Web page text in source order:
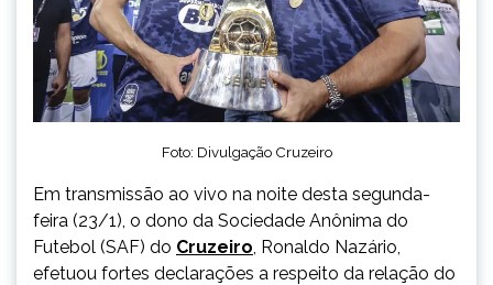
Foto: Divulgação Cruzeiro
Em transmissão ao vivo na noite desta segunda-
feira (23/1), o dono da Sociedade Anônima do
Futebol (SAF) do Cruzeiro, Ronaldo Nazário,
efetuou fortes declarações a respeito da relação do